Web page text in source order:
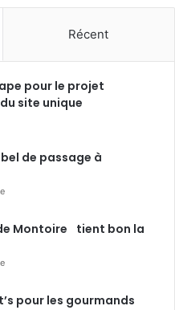
Récent
pour le projet
site unique
de passage à
Montoire tient bon la
pour les gourmands